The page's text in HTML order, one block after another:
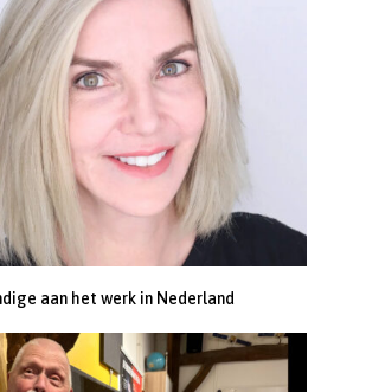
aan het werk in Nederland